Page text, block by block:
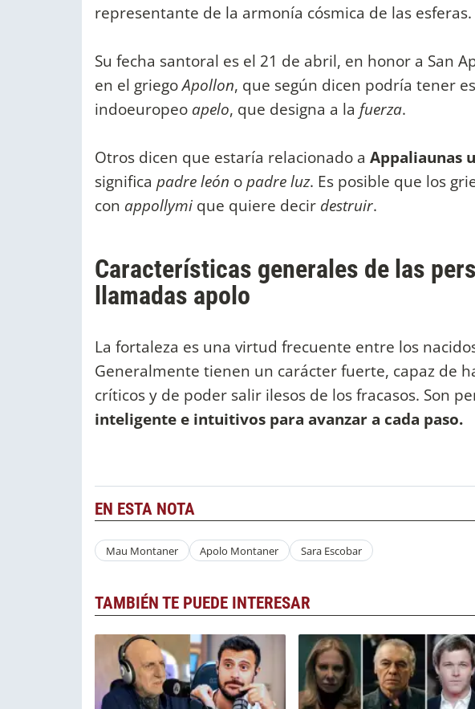
representante de la armonía cósmica de las esferas.
Su fecha santoral es el 21 de abril, en honor a San
en el griegoApollon, que según dicen podría tener
indoeuropeo apelo, que designa a la fuerza.
Otros dicen que estaría relacionado a Appaliaunas
significa padre león opadre luz. Es posible que los
con appollymi que quiere decir destruir.
Características generales de las
llamadas apolo
La fortaleza es una virtud frecuente entre los
Generalmente tienen un carácter fuerte, capaz de
críticos y de poder salir ilesos de los fracasos. Son
inteligente e intuitivos para avanzar a cada paso.
EN ESTA NOTA
Mau Montaner Apolo Montaner Sara Escobar
TAMBIÉN TE PUEDE INTERESAR